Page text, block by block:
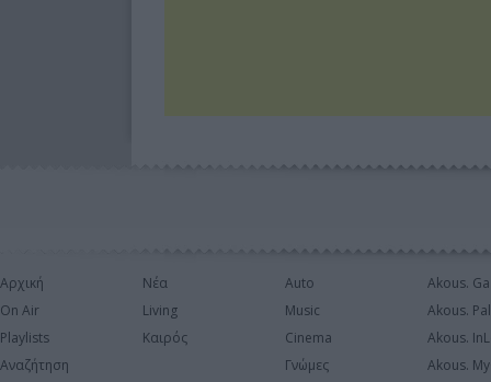
Αρχική
On Air
Playlists
Αναζήτηση
Νέα
Living
Καιρός
Auto
Music
Cinema
Γνώμες
Akous.
Akous.
Akous.
Akous.